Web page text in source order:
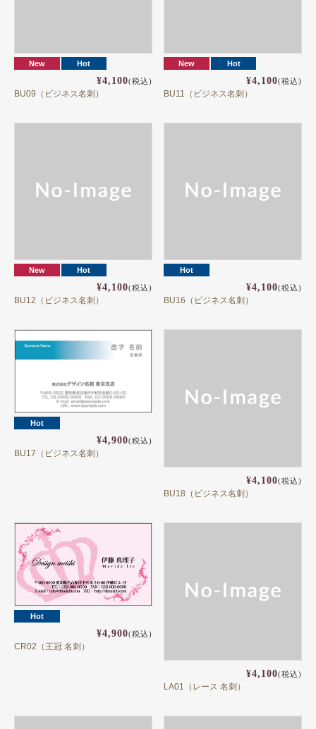
New Hot
¥4,100(税込)
BU09（ビジネス名刺）
New Hot
¥4,100(税込)
BU11（ビジネス名刺）
New Hot
¥4,100(税込)
BU12（ビジネス名刺）
Hot
¥4,100(税込)
BU16（ビジネス名刺）
Hot
¥4,900(税込)
BU17（ビジネス名刺）
¥4,100(税込)
BU18（ビジネス名刺）
Hot
¥4,900(税込)
CR02（王冠 名刺）
¥4,100(税込)
LA01（レース 名刺）